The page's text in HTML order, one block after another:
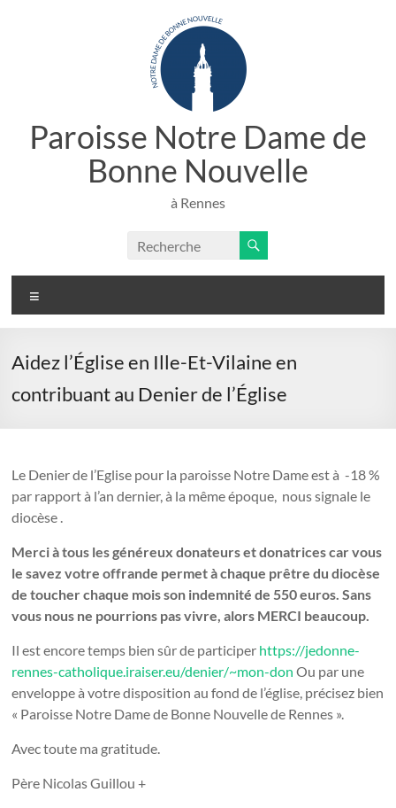
Paroisse Notre Dame de
Bonne Nouvelle
à Rennes
Aidez l’Église en Ille-Et-Vilaine en
contribuant au Denier de l’Église
Le Denier de l’Eglise pour la paroisse Notre Dame est à -18 %
par rapport à l’an dernier, à la même époque, nous signale le
diocèse .
Merci à tous les généreux donateurs et donatrices car vous
le savez votre offrande permet à chaque prêtre du diocèse
de toucher chaque mois son indemnité de 550 euros. Sans
vous nous ne pourrions pas vivre, alors MERCI beaucoup.
Il est encore temps bien sûr de participer https://jedonne-
rennes-catholique.iraiser.eu/denier/~mon-don Ou par une
enveloppe à votre disposition au fond de l’église, précisez bien
« Paroisse Notre Dame de Bonne Nouvelle de Rennes ».
Avec toute ma gratitude.
Père Nicolas Guillou +